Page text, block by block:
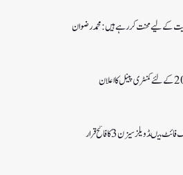
کے لیے محنت کر رہے ہیں :محمد رضوان
میںڈویلز سیزن 3کا فاتح قرار